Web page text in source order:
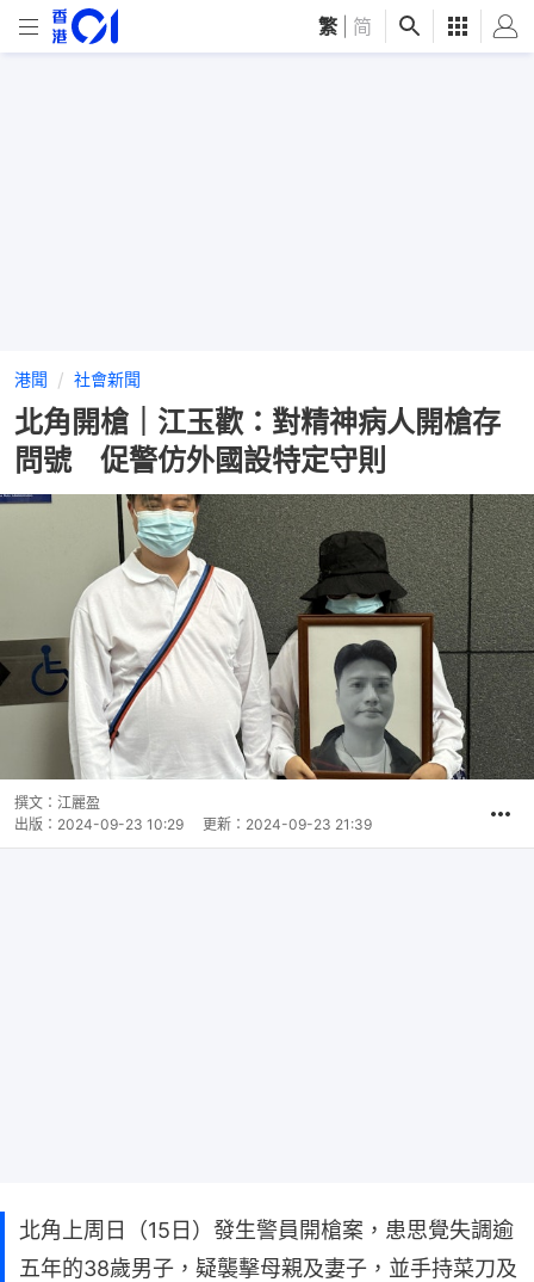
繁 简
港聞 社會新聞
北角開槍｜江玉歡：對精神病人開槍存
問號 促警仿外國設特定守則
撰文： 江麗盈
出版： 2024-09-23 10:29 更新： 2024-09-23 21:39
北角上周日（15日）發生警員開槍案，患思覺失調逾
五年的38歲男子，疑襲擊母親及妻子，並手持菜刀及